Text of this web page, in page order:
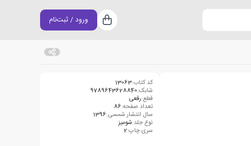
سبد خرید
ورود / ثبت‌نام
کد کتاب:13063
شابک:9789643628840
قطع:رقعی
تعداد صفحه:86
سال انتشار شمسی:1396
نوع جلد:شومیز
سری چاپ:2